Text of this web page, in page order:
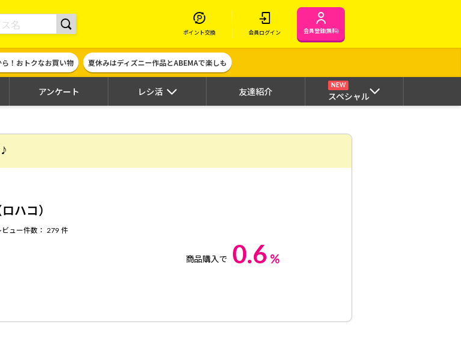
きるポイントサイト | ハピタス
ポイント交換 会員ログイン 会員登録(無料)
！おトクなお買い物 夏休みはディズニー作品とABEMAで楽しも
アンケート レシ活 友達紹介
NEW
スペシャル
♪
ハコ）
ビュー件数： 279 件
商品購入で 0.6 %